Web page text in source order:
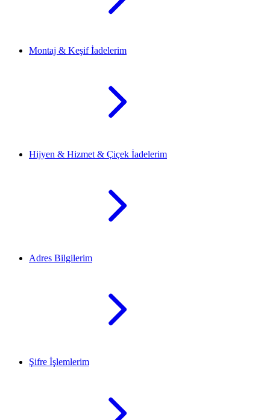
Montaj & Keşif İadelerim
Hijyen & Hizmet & Çiçek İadelerim
Adres Bilgilerim
Şifre İşlemlerim